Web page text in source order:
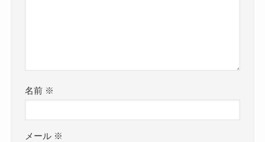
名前 ※
メール ※